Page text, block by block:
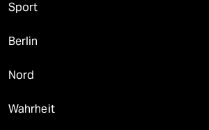
Sport
Berlin
Nord
Wahrheit